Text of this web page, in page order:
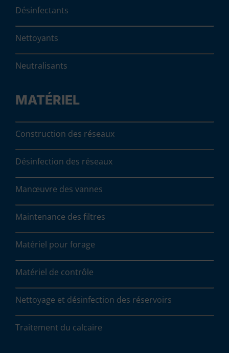
Désinfectants
Nettoyants
Neutralisants
MATÉRIEL
Construction des réseaux
Désinfection des réseaux
Manœuvre des vannes
Maintenance des filtres
Matériel pour forage
Matériel de contrôle
Nettoyage et désinfection des réservoirs
Traitement du calcaire